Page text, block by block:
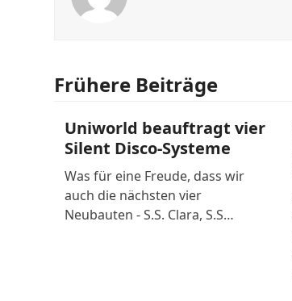
Frühere Beiträge
Uniworld beauftragt vier
Silent Disco-Systeme
Was für eine Freude, dass wir
auch die nächsten vier
Neubauten - S.S. Clara, S.S…